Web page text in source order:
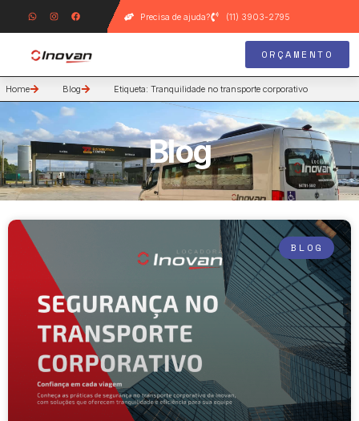
Precisa de ajuda? (11) 3903-2795
ORÇAMENTO
Home Blog Etiqueta: Tranquilidade no transporte corporativo
Blog
BLOG